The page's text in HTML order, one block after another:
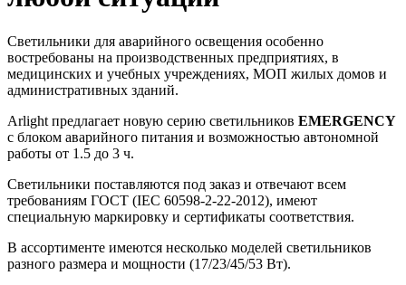
Светильники для аварийного освещения особенно
востребованы на производственных предприятиях, в
медицинских и учебных учреждениях, МОП жилых домов и
административных зданий.
Arlight предлагает новую серию светильников EMERGENCY
с блоком аварийного питания и возможностью автономной
работы от 1.5 до 3 ч.
Светильники поставляются под заказ и отвечают всем
требованиям ГОСТ (IEC 60598-2-22-2012), имеют
специальную маркировку и сертификаты соответствия.
В ассортименте имеются несколько моделей светильников
разного размера и мощности (17/23/45/53 Вт).